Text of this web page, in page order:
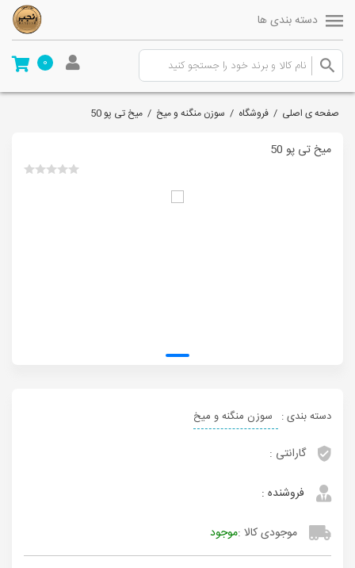
دسته بندی ها
0
صفحه ی اصلی / فروشگاه / سوزن منگنه و میخ / میخ تی پو 50
میخ تی پو 50
دسته بندی : سوزن منگنه و میخ
گارانتی :
فروشنده :
موجودی کالا :موجود